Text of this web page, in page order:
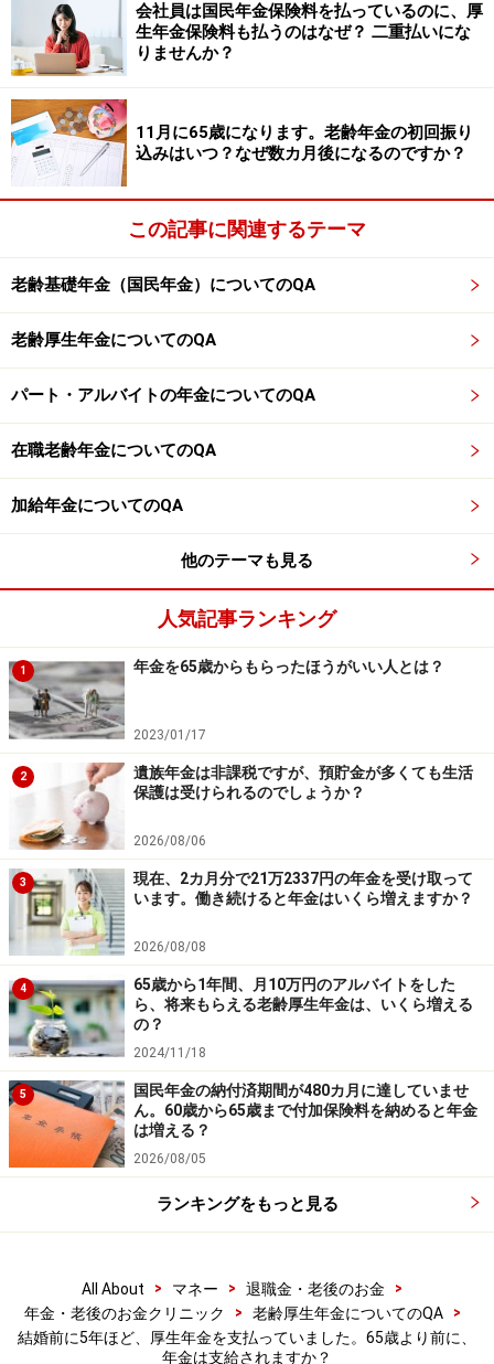
るまでの間に年金を繰り上げて受け取ることができる制
度です。
注意点としては、繰上げ受給の請求をすると、請求した
時点から65歳に達する日（もしくは特別支給の老齢厚生
年金の受給開始年齢に達する日）の前月までの月数に応
じて年金が減額されてしまう点です。減額率は令和4年4
月以降は1カ月あたり0.4％で（1962年4月2日以降に生ま
れた人が対象。それ以前生まれの人は0.5%）、繰り上げ
受給による年金額の減額は、一生涯続くことになりま
また、障害基礎年金や寡婦年金などを受け取ることがで
きなくなる可能性もありますし、繰上げ受給は取り消す
ことができませんので、慎重に判断するとよいでしょ
う。
※年金プチ相談コーナーに取り上げてほしい質問がある
応募するか、コメント欄への書き込みを
【関連記事をチェック！】
60歳で退職して3年間は、嘱託社員として働く予定。月
20万円の収入だと、65歳からの年金はいくら増える？
70歳以降も会社員として働きます。厚生年金保険料は払
い続けるのでしょうか？
56歳の夫は60歳から年金をもらうことができないのでし
ょうか？
60歳で会社を退職して年収120万円ほどのアルバイトを
しようと思います。年金は減らされる？
※記事内容は執筆時点のものです。最新の内容をご確認くださ
い。
本記事の内容は一般的な情報提供を目的としており、特定の金融
商品や投資行動を推奨するものではありません。
投資や資産運用に関する最終的なご判断はご自身の責任において
行ってください。
掲載情報の正確性・完全性については十分に配慮しております
が、その内容を保証するものではなく、これに基づく損失・損害
などについて当社は一切の責任を負いません。
最新の情報や詳細については、必ず各金融機関やサービス提供者
・「家計」について、 アンケート（2026/8/31まで）
中です！
※抽選で20名にAmazonギフト券1000円分プレゼント
会社員は国民年金保険料を払っているのに、厚
生年金保険料も払うのはなぜ？ 二重払いにな
りませんか？
11月に65歳になります。老齢年金の初回振り
込みはいつ？なぜ数カ月後になるのですか？
この記事に関連するテーマ
老齢基礎年金（国民年金）についてのQA
老齢厚生年金についてのQA
パート・アルバイトの年金についてのQA
在職老齢年金についてのQA
加給年金についてのQA
他のテーマも見る
人気記事ランキング
1 年金を65歳からもらったほうがいい人とは？
2023/01/17
2
遺族年金は非課税ですが、預貯金が多くても生活
保護は受けられるのでしょうか？
2026/08/06
3
現在、2カ月分で21万2337円の年金を受け取って
います。働き続けると年金はいくら増えますか？
2026/08/08
4
65歳から1年間、月10万円のアルバイトをした
ら、将来もらえる老齢厚生年金は、いくら増える
の？
2024/11/18
5
国民年金の納付済期間が480カ月に達していませ
ん。60歳から65歳まで付加保険料を納めると年金
は増える？
2026/08/05
ランキングをもっと見る
All About > マネー > 退職金・老後のお金
>
年金・老後のお金クリニック
> 老齢厚生年金についてのQA
>
結婚前に5年ほど、厚生年金を支払っていました。65歳より前に、
年金は支給されますか？